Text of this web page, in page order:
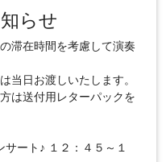
らせ
滞在時間を考慮して演奏
当日お渡しいたします。
は送付用レターパックを
ート♪ １２：４５～１